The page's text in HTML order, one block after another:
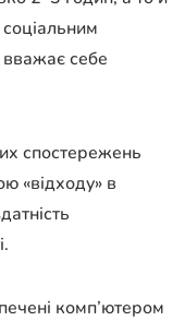
себе
спостережень
«відходу» в
комп’ютером